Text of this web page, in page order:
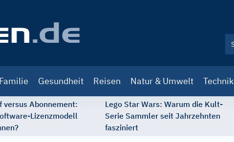
Gesundheit Reisen Natur & Umwelt Technik
versus Abonnement:
Lizenzmodell
Lego Star Wars: Warum die Kult-
Serie Sammler seit Jahrzehnten
fasziniert